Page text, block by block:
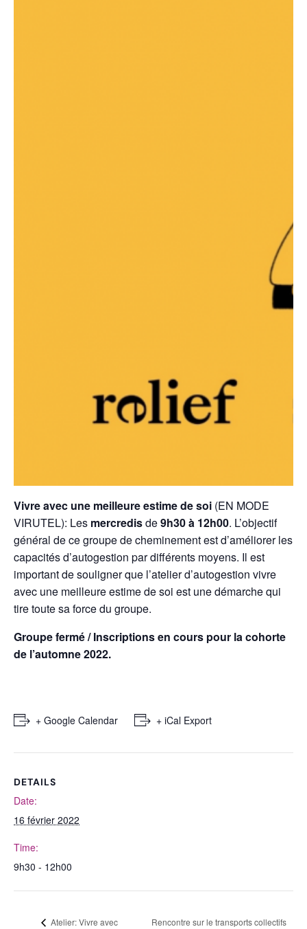
Vivre avec une meilleure estime de soi (EN MODE
VIRUTEL): Les mercredisde9h30 à 12h00. L’objectif
général de ce groupe de cheminement est d’améliorer les
capacités d’autogestion par différents moyens. Il est
important de souligner que l’atelier d’autogestion vivre
avec une meilleure estime de soi est une démarche qui
tire toute sa force du groupe.
Groupe fermé / Inscriptions en cours pour la cohorte
de l’automne 2022.
+ Google Calendar + iCal Export
DETAILS
Date:
16 février 2022
Time:
9h30 - 12h00
Atelier: Vivre avec
Rencontre sur le transports collectifs